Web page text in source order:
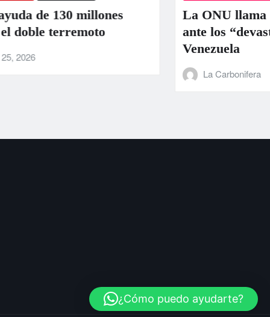
La ONU llama a la colaboración
ante los “devastadores”
Jun 25, 2026
¿Cómo puedo ayudarte?